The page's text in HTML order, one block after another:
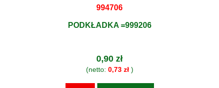
994706
PODKŁADKA =999206
0,90 zł
(netto: 0,73 zł)